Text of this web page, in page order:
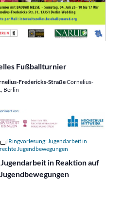
Fußballturnier
Fredericks-StraßeCornelius-
Berlin
in Reaktion auf
Ringvorlesung: Jugendarbeit in
Jugendbewegungen